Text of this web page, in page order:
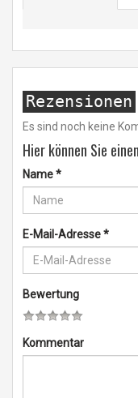
Rezensionen
Es sind noch keine
Hier können Sie
Name*
E-Mail-Adresse*
Bewertung
Kommentar